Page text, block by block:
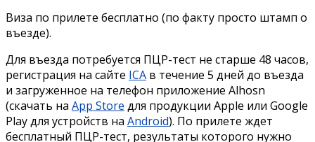
Виза по прилете бесплатно (по факту просто штамп о
въезде).
Для въезда потребуется ПЦР-тест не старше 48 часов,
регистрация на сайте ICA в течение 5 дней до въезда
и загруженное на телефон приложение Alhosn
(скачать на App Store для продукции Apple или Google
Play для устройств на Android). По прилете ждет
бесплатный ПЦР-тест, результаты которого нужно